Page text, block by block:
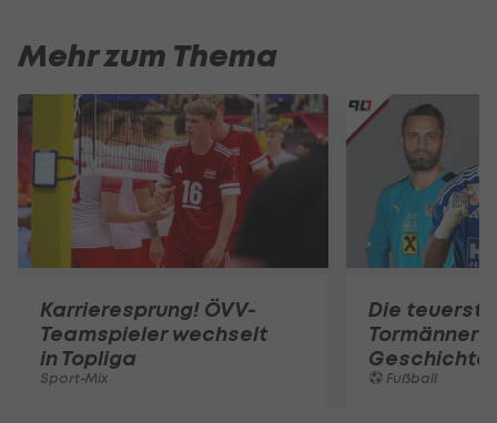
Mehr zum Thema
Karrieresprung! ÖVV-
Teamspieler wechselt
in Topliga
Sport-Mix
Die
Tormänner
Geschichte
Fußball